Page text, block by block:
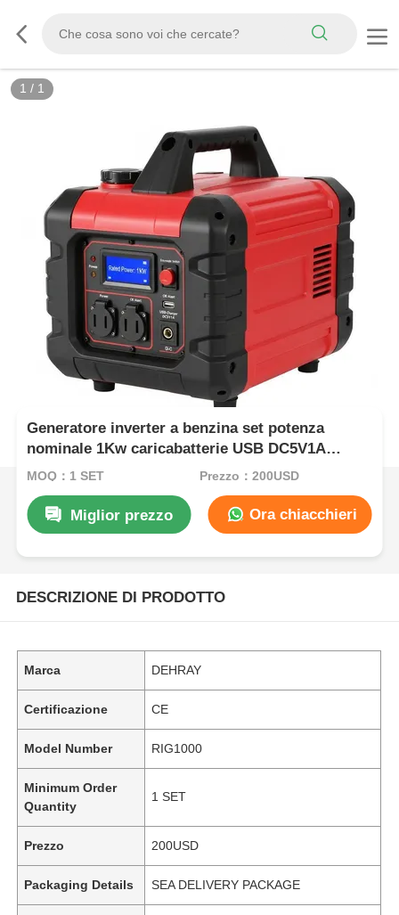
1 / 1
Generatore inverter a benzina set potenza
nominale 1Kw caricabatterie USB DC5V1A
Soluzione di alimentazione portatile per
MOQ：1 SET Prezzo：200USD
Miglior prezzo Ora chiacchieri
DESCRIZIONE DI PRODOTTO
Marca DEHRAY
Certificazione CE
Model Number RIG1000
Minimum Order
Quantity
1 SET
Prezzo 200USD
Packaging Details SEA DELIVERY PACKAGE